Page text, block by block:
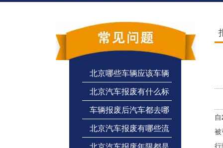
北京哪些车辆应该车辆
报废
北京汽车报废有什么标
准
车辆报废后汽车都去哪
里了
北京汽车报废有哪些流